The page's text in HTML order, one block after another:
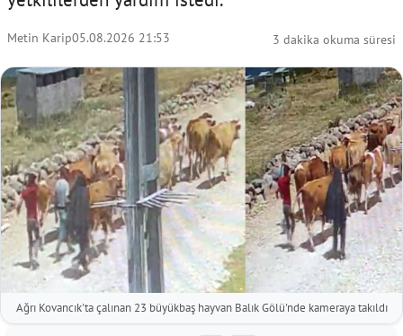
Metin Karip05.08.2026 21:53 3 dakika okuma süresi
Ağrı Kovancık'ta çalınan 23 büyükbaş hayvan Balık Gölü'nde kameraya takıldı